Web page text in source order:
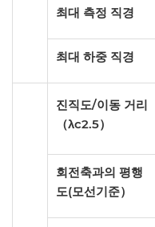
최대 측정 직경
최대 하중 직경
진직도/이동 거리
（λc2.5）
회전축과의 평행
도(모선기준）